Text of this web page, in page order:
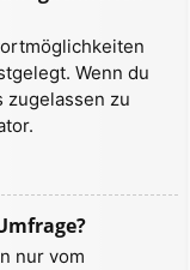
Wenn du
zu
nur vom